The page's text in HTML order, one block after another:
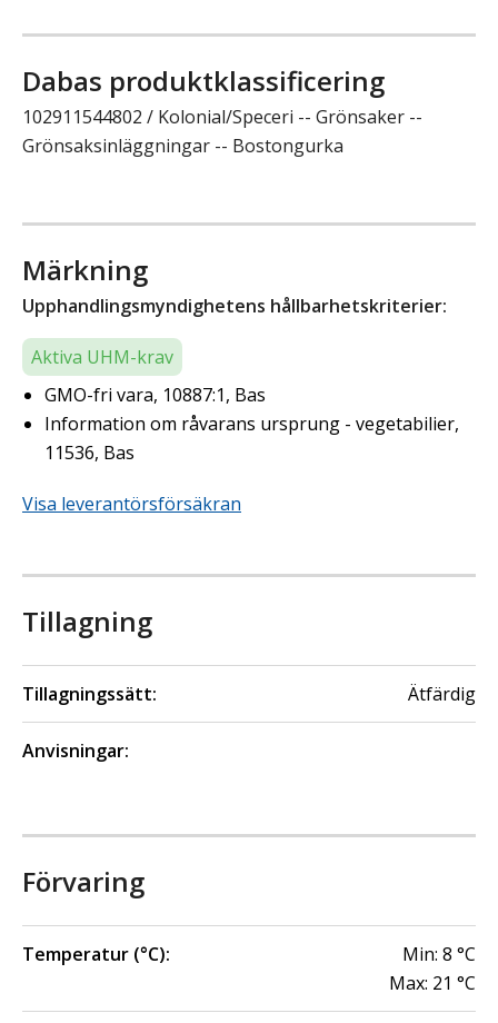
Dabas produktklassificering
102911544802 / Kolonial/Speceri -- Grönsaker --
Grönsaksinläggningar -- Bostongurka
Märkning
Upphandlingsmyndighetens hållbarhetskriterier:
Aktiva UHM-krav
GMO-fri vara, 10887:1, Bas
Information om råvarans ursprung - vegetabilier,
11536, Bas
Visa leverantörsförsäkran
Tillagning
Tillagningssätt: Ätfärdig
Anvisningar:
Förvaring
Temperatur (°C): Min: 8 °C
Max: 21 °C